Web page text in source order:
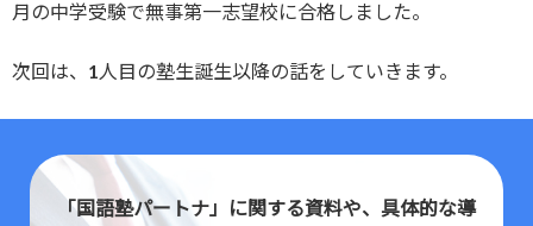
月の中学受験で無事第一志望校に合格しました。
次回は、1人目の塾生誕生以降の話をしていきます。
「国語塾パートナ」に関する資料や、具体的な導